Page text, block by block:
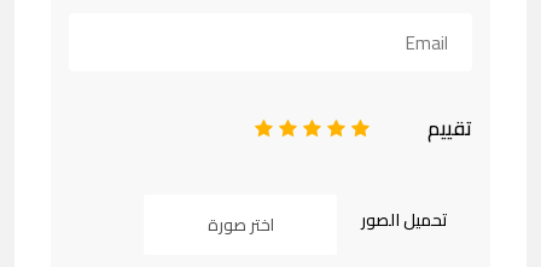
تقييم 5
4
3
2
تحميل الصور اختر صورة